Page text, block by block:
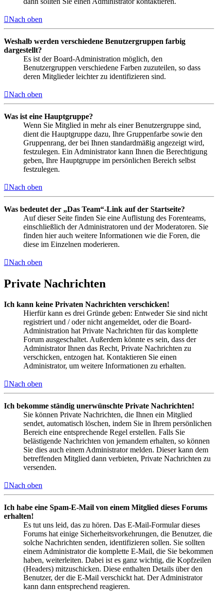
Nach oben
Weshalb werden verschiedene Benutzergruppen farbig
dargestellt?
Es ist der Board-Administration möglich, den
Benutzergruppen verschiedene Farben zuzuteilen, so dass
deren Mitglieder leichter zu identifizieren sind.
Nach oben
Was ist eine Hauptgruppe?
Wenn Sie Mitglied in mehr als einer Benutzergruppe sind,
dient die Hauptgruppe dazu, Ihre Gruppenfarbe sowie den
Gruppenrang, der bei Ihnen standardmäßig angezeigt wird,
festzulegen. Ein Administrator kann Ihnen die Berechtigung
geben, Ihre Hauptgruppe im persönlichen Bereich selbst
festzulegen.
Nach oben
Was bedeutet der „Das Team“-Link auf der Startseite?
Auf dieser Seite finden Sie eine Auflistung des Forenteams,
einschließlich der Administratoren und der Moderatoren. Sie
finden hier auch weitere Informationen wie die Foren, die
diese im Einzelnen moderieren.
Nach oben
Private Nachrichten
Ich kann keine Privaten Nachrichten verschicken!
Hierfür kann es drei Gründe geben: Entweder Sie sind nicht
registriert und / oder nicht angemeldet, oder die Board-
Administration hat Private Nachrichten für das komplette
Forum ausgeschaltet. Außerdem könnte es sein, dass der
Administrator Ihnen das Recht, Private Nachrichten zu
verschicken, entzogen hat. Kontaktieren Sie einen
Administrator, um weitere Informationen zu erhalten.
Nach oben
Ich bekomme ständig unerwünschte Private Nachrichten!
Sie können Private Nachrichten, die Ihnen ein Mitglied
sendet, automatisch löschen, indem Sie in Ihrem persönlichen
Bereich eine entsprechende Regel erstellen. Falls Sie
belästigende Nachrichten von jemandem erhalten, so können
Sie dies auch einem Administrator melden. Dieser kann dem
betreffenden Mitglied dann verbieten, Private Nachrichten zu
versenden.
Nach oben
Ich habe eine Spam-E-Mail von einem Mitglied dieses Forums
erhalten!
Es tut uns leid, das zu hören. Das E-Mail-Formular dieses
Forums hat einige Sicherheitsvorkehrungen, die Benutzer, die
solche Nachrichten senden, identifizieren sollen. Sie sollten
einem Administrator die komplette E-Mail, die Sie bekommen
haben, weiterleiten. Dabei ist es ganz wichtig, die Kopfzeilen
(Headers) mitzuschicken. Diese enthalten Details über den
Benutzer, der die E-Mail verschickt hat. Der Administrator
kann dann entsprechend reagieren.